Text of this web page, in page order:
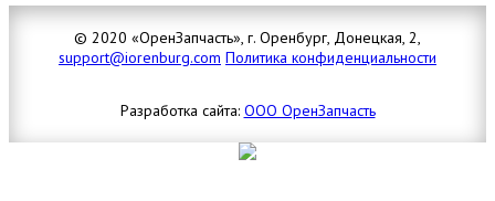
© 2020 «ОренЗапчасть», г. Оренбург, Донецкая, 2,
support@iorenburg.com Политика конфиденциальности
Разработка сайта: ООО ОренЗапчасть